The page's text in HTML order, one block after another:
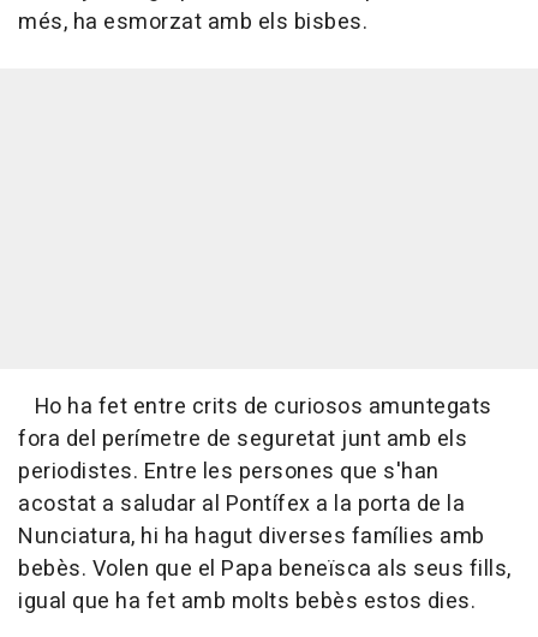
més, ha esmorzat amb els bisbes.
Ho ha fet entre crits de curiosos amuntegats
fora del perímetre de seguretat junt amb els
periodistes. Entre les persones que s'han
acostat a saludar al Pontífex a la porta de la
Nunciatura, hi ha hagut diverses famílies amb
bebès. Volen que el Papa beneïsca als seus fills,
igual que ha fet amb molts bebès estos dies.